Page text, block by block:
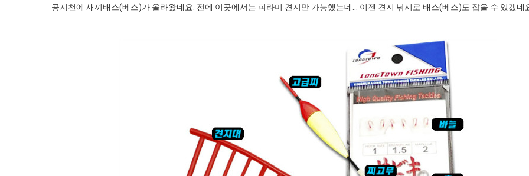
공지천에 새끼배스(베스)가 올라왔네요. 전에 이곳에서는 피라미 견지만 가능했는데... 이젠 견지 낚시로 배스(베스)도 잡을 수 있겠네